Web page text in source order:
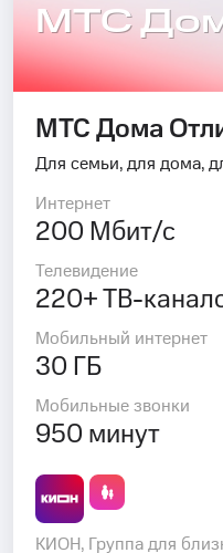
МТС
МТС Дома
Для семьи, для дома,
Интернет
200 Мбит/с
Телевидение
220+ ТВ-
Мобильный интернет
30 ГБ
Мобильные звонки
950 минут
КИОН, Группа для